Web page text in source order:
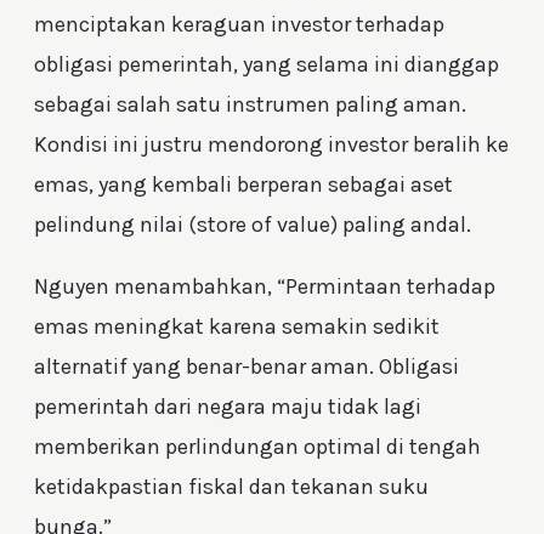
menciptakan keraguan investor terhadap
obligasi pemerintah, yang selama ini dianggap
sebagai salah satu instrumen paling aman.
Kondisi ini justru mendorong investor beralih ke
emas, yang kembali berperan sebagai aset
pelindung nilai (store of value) paling andal.
Nguyen menambahkan, “Permintaan terhadap
emas meningkat karena semakin sedikit
alternatif yang benar-benar aman. Obligasi
pemerintah dari negara maju tidak lagi
memberikan perlindungan optimal di tengah
ketidakpastian fiskal dan tekanan suku
bunga.”